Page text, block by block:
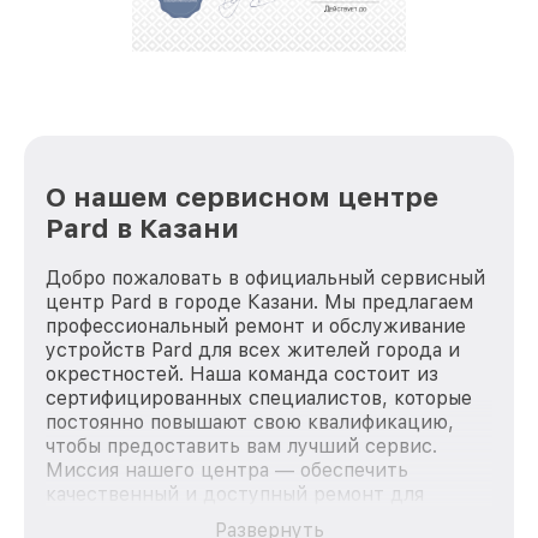
О нашем сервисном центре
Pard в Казани
Добро пожаловать в официальный сервисный
центр Pard в городе Казани. Мы предлагаем
профессиональный ремонт и обслуживание
устройств Pard для всех жителей города и
окрестностей. Наша команда состоит из
сертифицированных специалистов, которые
постоянно повышают свою квалификацию,
чтобы предоставить вам лучший сервис.
Миссия нашего центра — обеспечить
качественный и доступный ремонт для
каждого пользователя продукции Pard, вне
Развернуть